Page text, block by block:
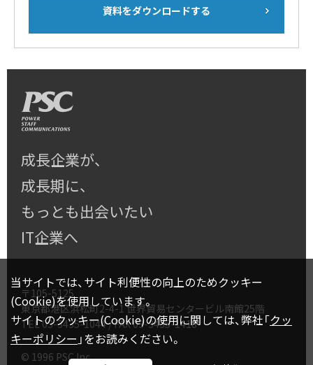
資料をダウンロードする
成長企業が、
成長期に、
もっとも出会いたい
IT企業へ
〒105-5125
東京都港区浜松町2-4-1 世界貿易センタービル南館25階
TEL03-3435-1044/ FAX 03-3435-1418
© 1996 PSC Inc.
当サイトでは、サイト利便性の向上のためクッキー
(Cookie)を使用しています。
サイトのクッキー(Cookie)の使用に関しては、弊社「クッ
キーポリシー 」をお読みください。